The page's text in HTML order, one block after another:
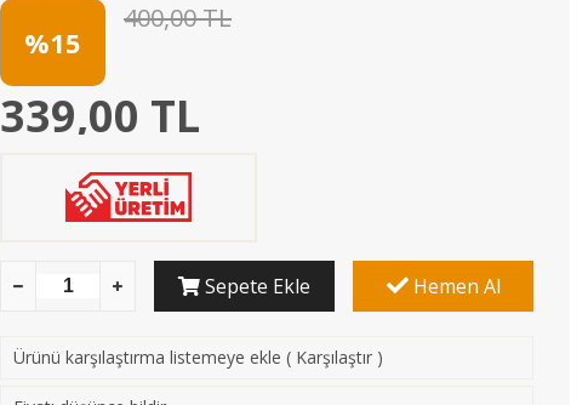
%15
400,00 TL
339,00 TL
Sepete Ekle Hemen Al
Ürünü karşılaştırma listemeye ekle ( Karşılaştır )